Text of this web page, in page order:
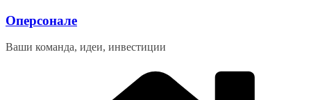
Оперсонале
Ваши команда, идеи, инвестиции